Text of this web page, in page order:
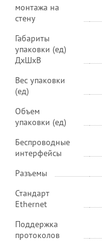
монтажа на
стену
Габариты
упаковки (ед)
ДхШхВ
Вес упаковки
(ед)
Объем
упаковки (ед)
Беспроводные
интерфейсы
Разъемы
Стандарт
Ethernet
Поддержка
протоколов